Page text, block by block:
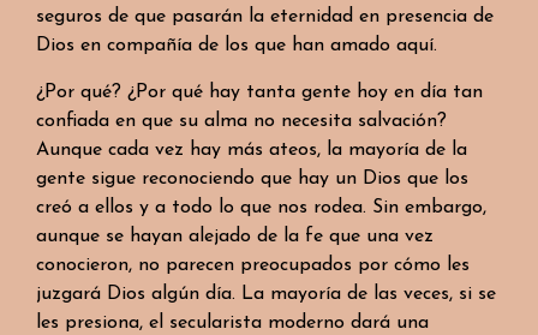
seguros de que pasarán la eternidad en presencia de
Dios en compañía de los que han amado aquí.
¿Por qué? ¿Por qué hay tanta gente hoy en día tan
confiada en que su alma no necesita salvación?
Aunque cada vez hay más ateos, la mayoría de la
gente sigue reconociendo que hay un Dios que los
creó a ellos y a todo lo que nos rodea. Sin embargo,
aunque se hayan alejado de la fe que una vez
conocieron, no parecen preocupados por cómo les
juzgará Dios algún día. La mayoría de las veces, si se
les presiona, el secularista moderno dará una